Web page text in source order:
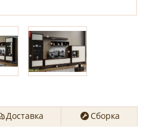
Доставка
Сборка